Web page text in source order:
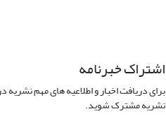
اشتراک خبرنامه
برای دریافت اخبار و اطلاعیه های مهم نشریه
نشریه مشترک شوید.